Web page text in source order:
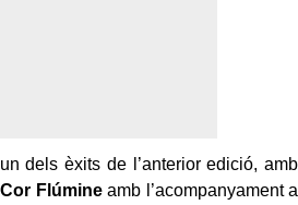
dels èxits de l’anterior edició, amb
Cor Flúmineamb l’acompanyament a